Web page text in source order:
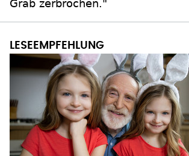
Grab zerbrochen."